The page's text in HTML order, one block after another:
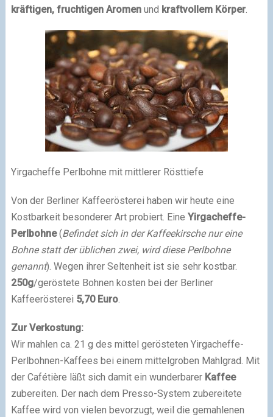
kräftigen, fruchtigen Aromenund kraftvollem Körper.
Yirgacheffe Perlbohne mit mittlerer Rösttiefe
Von der Berliner Kaffeerösterei haben wir heute eine
Kostbarkeit besonderer Art probiert. Eine Yirgacheffe-
Perlbohne(Befindet sich in der Kaffeekirsche nur eine
Bohne statt der üblichen zwei, wird diese Perlbohne
genannt). Wegen ihrer Seltenheit ist sie sehr kostbar.
250g/geröstete Bohnen kosten bei der Berliner
Kaffeerösterei 5,70 Euro.
Zur Verkostung:
Wir mahlen ca. 21 g des mittel gerösteten Yirgacheffe-
Perlbohnen-Kaffees bei einem mittelgroben Mahlgrad. Mit
der Cafétière läßt sich damit ein wunderbarer Kaffee
zubereiten. Der nach dem Presso-System zubereitete
Kaffee wird von vielen bevorzugt, weil die gemahlenen